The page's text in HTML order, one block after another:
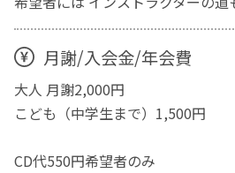
月謝/入会金/年会費
大人 月謝2,000円
こども（中学生まで）1,500円
CD代550円希望者のみ